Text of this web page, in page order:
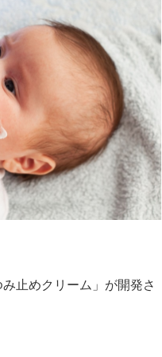
止めクリーム」が開発さ